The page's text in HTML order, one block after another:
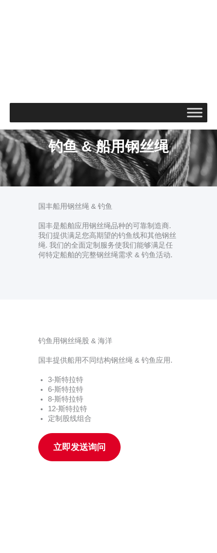
钓鱼 & 船用钢丝绳
国丰船用钢丝绳 & 钓鱼
国丰是船舶应用钢丝绳品种的可靠制造商.
我们提供满足您高期望的钓鱼线和其他钢丝
绳. 我们的全面定制服务使我们能够满足任
何特定船舶的完整钢丝绳需求 & 钓鱼活动.
钓鱼用钢丝绳股 & 海洋
国丰提供船用不同结构钢丝绳 & 钓鱼应用.
3-斯特拉特
6-斯特拉特
8-斯特拉特
12-斯特拉特
定制股线组合
立即发送询问